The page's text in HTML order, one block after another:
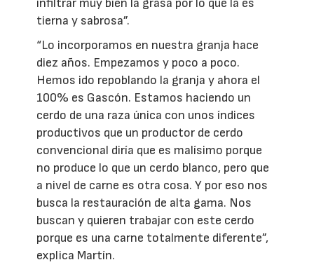
infiltrar muy bien la grasa por lo que la es
tierna y sabrosa”.
“Lo incorporamos en nuestra granja hace
diez años. Empezamos y poco a poco.
Hemos ido repoblando la granja y ahora el
100% es Gascón. Estamos haciendo un
cerdo de una raza única con unos índices
productivos que un productor de cerdo
convencional diría que es malísimo porque
no produce lo que un cerdo blanco, pero que
a nivel de carne es otra cosa. Y por eso nos
busca la restauración de alta gama. Nos
buscan y quieren trabajar con este cerdo
porque es una carne totalmente diferente”,
explica Martín.